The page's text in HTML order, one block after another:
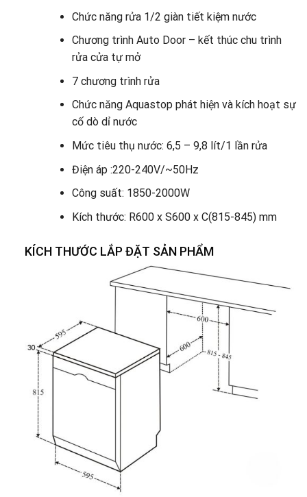
Chức năng rửa 1/2 giàn tiết kiệm nước
Chương trình Auto Door – kết thúc chu trình
rửa cửa tự mở
7 chương trình rửa
Chức năng Aquastop phát hiện và kích hoạt sự
cố dò dỉ nước
Mức tiêu thụ nước: 6,5 – 9,8 lít/1 lần rửa
Điện áp :220-240V/~50Hz
Công suất: 1850-2000W
Kích thước: R600 x S600 x C(815-845) mm
KÍCH THƯỚC LẮP ĐẶT SẢN PHẨM